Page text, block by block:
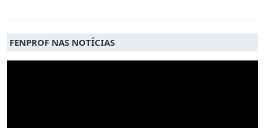
FENPROF NAS NOTÍCIAS